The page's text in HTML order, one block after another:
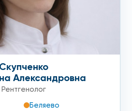
Скупченко
Александровна
Рентгенолог
Беляево